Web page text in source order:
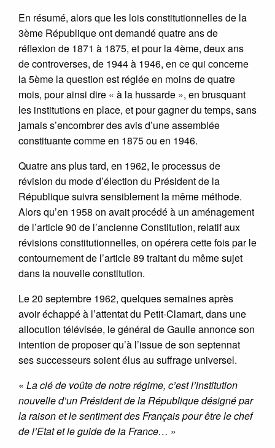
En résumé, alors que les lois constitutionnelles de la
3ème République ont demandé quatre ans de
réflexion de 1871 à 1875, et pour la 4ème, deux ans
de controverses, de 1944 à 1946, en ce qui concerne
la 5ème la question est réglée en moins de quatre
mois, pour ainsi dire « à la hussarde », en brusquant
les institutions en place, et pour gagner du temps, sans
jamais s’encombrer des avis d’une assemblée
constituante comme en 1875 ou en 1946.
Quatre ans plus tard, en 1962, le processus de
révision du mode d’élection du Président de la
République suivra sensiblement la même méthode.
Alors qu’en 1958 on avait procédé à un aménagement
de l’article 90 de l’ancienne Constitution, relatif aux
révisions constitutionnelles, on opérera cette fois par le
contournement de l’article 89 traitant du même sujet
dans la nouvelle constitution.
Le 20 septembre 1962, quelques semaines après
avoir échappé à l’attentat du Petit-Clamart, dans une
allocution télévisée, le général de Gaulle annonce son
intention de proposer qu’à l’issue de son septennat
ses successeurs soient élus au suffrage universel.
« La clé de voûte de notre régime, c’est l’institution
nouvelle d’un Président de la République désigné par
la raison et le sentiment des Français pour être le chef
de l’Etat et le guide de la France… »